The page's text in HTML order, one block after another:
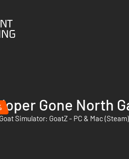
Gone North
Goat Simulator: GoatZ - PC & Mac (Steam)